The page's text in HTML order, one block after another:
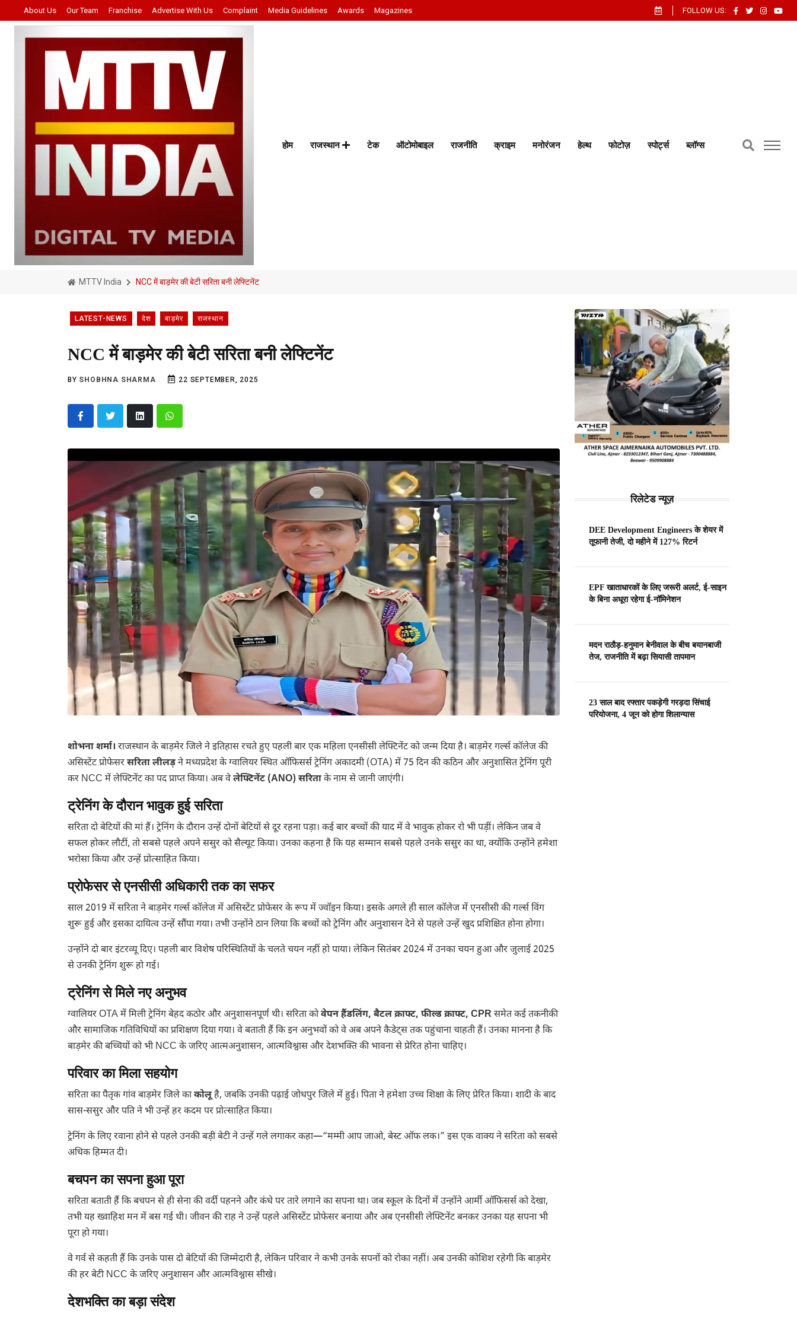
About Us Our Team Franchise Advertise With Us Complaint Media Guidelines Awards Magazines FOLLOW US:
होम राजस्थान टेक ऑटोमोबाइल राजनीति क्राइम मनोरंजन हेल्थ फोटोज़ स्पोर्ट्स ब्लॉग्स
MTTV India NCC में बाड़मेर की बेटी सरिता बनी लेफ्टिनेंट
LATEST-NEWS देश बाड़मेर राजस्थान
NCC में बाड़मेर की बेटी सरिता बनी लेफ्टिनेंट
BY SHOBHNA SHARMA 22 SEPTEMBER, 2025
शोभना शर्मा। राजस्थान के बाड़मेर जिले ने इतिहास रचते हुए पहली बार एक महिला एनसीसी लेफ्टिनेंट को जन्म दिया है। बाड़मेर गर्ल्स कॉलेज की
असिस्टेंट प्रोफेसरसरिता लीलड़ने मध्यप्रदेश के ग्वालियर स्थित ऑफिसर्स ट्रेनिंग अकादमी (OTA) में 75 दिन की कठिन और अनुशासित ट्रेनिंग पूरी
कर NCC में लेफ्टिनेंट का पद प्राप्त किया। अब वेलेफ्टिनेंट (ANO) सरिताके नाम से जानी जाएंगी।
ट्रेनिंग के दौरान भावुक हुई सरिता
सरिता दो बेटियों की मां हैं। ट्रेनिंग के दौरान उन्हें दोनों बेटियों से दूर रहना पड़ा। कई बार बच्चों की याद में वे भावुक होकर रो भी पड़ीं। लेकिन जब वे
सफल होकर लौटीं, तो सबसे पहले अपने ससुर को सैल्यूट किया। उनका कहना है कि यह सम्मान सबसे पहले उनके ससुर का था, क्योंकि उन्होंने हमेशा
भरोसा किया और उन्हें प्रोत्साहित किया।
प्रोफेसर से एनसीसी अधिकारी तक का सफर
साल 2019 में सरिता ने बाड़मेर गर्ल्स कॉलेज में असिस्टेंट प्रोफेसर के रूप में ज्वॉइन किया। इसके अगले ही साल कॉलेज में एनसीसी की गर्ल्स विंग
शुरू हुई और इसका दायित्व उन्हें सौंपा गया। तभी उन्होंने ठान लिया कि बच्चों को ट्रेनिंग और अनुशासन देने से पहले उन्हें खुद प्रशिक्षित होना होगा।
उन्होंने दो बार इंटरव्यू दिए। पहली बार विशेष परिस्थितियों के चलते चयन नहीं हो पाया। लेकिन सितंबर 2024 में उनका चयन हुआ और जुलाई 2025
से उनकी ट्रेनिंग शुरू हो गई।
ट्रेनिंग से मिले नए अनुभव
ग्वालियर OTA में मिली ट्रेनिंग बेहद कठोर और अनुशासनपूर्ण थी। सरिता कोवेपन हैंडलिंग, बैटल क्राफ्ट, फील्ड क्राफ्ट, CPR समेत कई तकनीकी
और सामाजिक गतिविधियों का प्रशिक्षण दिया गया। वे बताती हैं कि इन अनुभवों को वे अब अपने कैडेट्स तक पहुंचाना चाहती हैं। उनका मानना है कि
बाड़मेर की बच्चियों को भी NCC के जरिए आत्मअनुशासन, आत्मविश्वास और देशभक्ति की भावना से प्रेरित होना चाहिए।
परिवार का मिला सहयोग
सरिता का पैतृक गांव बाड़मेर जिले काकोलूहै, जबकि उनकी पढ़ाई जोधपुर जिले में हुई। पिता ने हमेशा उच्च शिक्षा के लिए प्रेरित किया। शादी के बाद
सास-ससुर और पति ने भी उन्हें हर कदम पर प्रोत्साहित किया।
ट्रेनिंग के लिए रवाना होने से पहले उनकी बड़ी बेटी ने उन्हें गले लगाकर कहा—“मम्मी आप जाओ, बेस्ट ऑफ लक।” इस एक वाक्य ने सरिता को सबसे
अधिक हिम्मत दी।
बचपन का सपना हुआ पूरा
सरिता बताती हैं कि बचपन से ही सेना की वर्दी पहनने और कंधे पर तारे लगाने का सपना था। जब स्कूल के दिनों में उन्होंने आर्मी ऑफिसर्स को देखा,
तभी यह ख्वाहिश मन में बस गई थी। जीवन की राह ने उन्हें पहले असिस्टेंट प्रोफेसर बनाया और अब एनसीसी लेफ्टिनेंट बनकर उनका यह सपना भी
पूरा हो गया।
वे गर्व से कहती हैं कि उनके पास दो बेटियों की जिम्मेदारी है, लेकिन परिवार ने कभी उनके सपनों को रोका नहीं। अब उनकी कोशिश रहेगी कि बाड़मेर
की हर बेटी NCC के जरिए अनुशासन और आत्मविश्वास सीखे।
देशभक्ति का बड़ा संदेश
रिलेटेड न्यूज़
DEE Development Engineers के शेयर में
तूफानी तेजी, दो महीने में 127% रिटर्न
EPF खाताधारकों के लिए जरूरी अलर्ट, ई-साइन
के बिना अधूरा रहेगा ई-नॉमिनेशन
मदन राठौड़-हनुमान बेनीवाल के बीच बयानबाजी
तेज, राजनीति में बढ़ा सियासी तापमान
23 साल बाद रफ्तार पकड़ेगी गरड़दा सिंचाई
परियोजना, 4 जून को होगा शिलान्यास